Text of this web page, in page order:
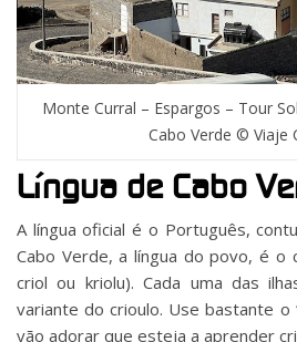
Monte Curral – Espargos – Tour
Cabo Verde © Viaje
Língua de Cabo
A língua oficial é o Português,
Cabo Verde, a língua do povo, é o
criol ou kriolu). Cada uma das
variante do crioulo. Use bastante o
vão adorar que esteja a aprender